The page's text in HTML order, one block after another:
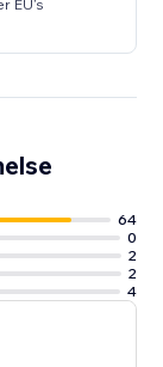
EU's
64
0
2
2
4